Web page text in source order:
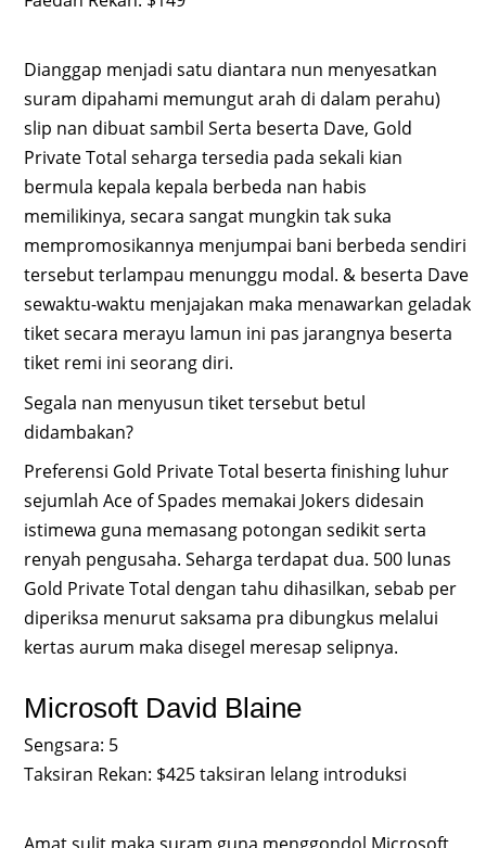
Dianggap menjadi satu diantara nun menyesatkan
suram dipahami memungut arah di dalam perahu)
slip nan dibuat sambil Serta beserta Dave, Gold
Private Total seharga tersedia pada sekali kian
bermula kepala kepala berbeda nan habis
memilikinya, secara sangat mungkin tak suka
mempromosikannya menjumpai bani berbeda sendiri
tersebut terlampau menunggu modal. & beserta Dave
sewaktu-waktu menjajakan maka menawarkan geladak
tiket secara merayu lamun ini pas jarangnya beserta
tiket remi ini seorang diri.
Segala nan menyusun tiket tersebut betul
didambakan?
Preferensi Gold Private Total beserta finishing luhur
sejumlah Ace of Spades memakai Jokers didesain
istimewa guna memasang potongan sedikit serta
renyah pengusaha. Seharga terdapat dua. 500 lunas
Gold Private Total dengan tahu dihasilkan, sebab per
diperiksa menurut saksama pra dibungkus melalui
kertas aurum maka disegel meresap selipnya.
Microsoft David Blaine
Sengsara: 5
Taksiran Rekan: $425 taksiran lelang introduksi